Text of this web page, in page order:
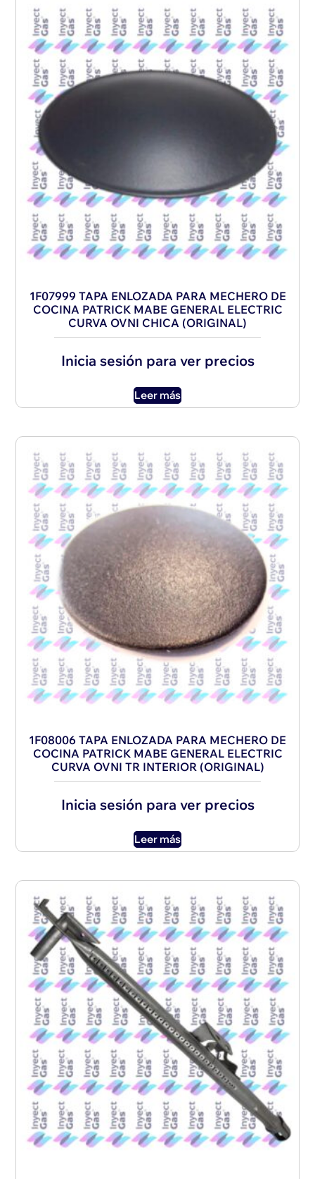
1F07999 TAPA ENLOZADA PARA MECHERO DE
COCINA PATRICK MABE GENERAL ELECTRIC
CURVA OVNI CHICA (ORIGINAL)
Inicia sesión para ver precios
Leer más
1F08006 TAPA ENLOZADA PARA MECHERO DE
COCINA PATRICK MABE GENERAL ELECTRIC
CURVA OVNI TR INTERIOR (ORIGINAL)
Inicia sesión para ver precios
Leer más